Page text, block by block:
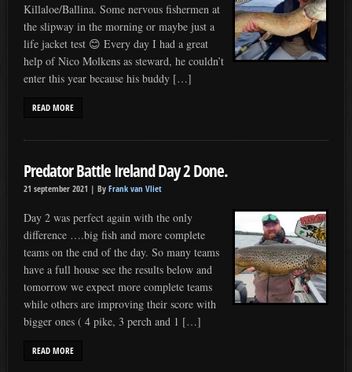
Killaloe/Ballina. Some nervous fishermen at
the slipway in the morning or maybe just a
life jacket test 😊 Every day I had a great
help of Nico Molkens as steward, he couldn’t
enter this year because his buddy […]
READ MORE
Predator Battle Ireland Day 2 Done.
21 september 2021 | By Frank van Vliet
Day 2 was perfect again with the only
difference ….big fish and more complete
teams on the end of the day. So many teams
have a full house see the results below and
tomorrow we expect more complete teams
while others are improving their score with
bigger ones ( 4 pike, 3 perch and 1 […]
READ MORE